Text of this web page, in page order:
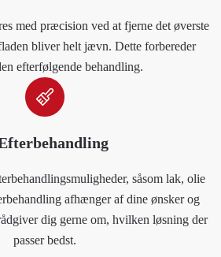
med præcision ved at fjerne det øverste
bliver helt jævn. Dette forbereder
efterfølgende behandling.
såsom lak, olie
afhænger af dine ønsker og
dig gerne om, hvilken løsning der
passer bedst.